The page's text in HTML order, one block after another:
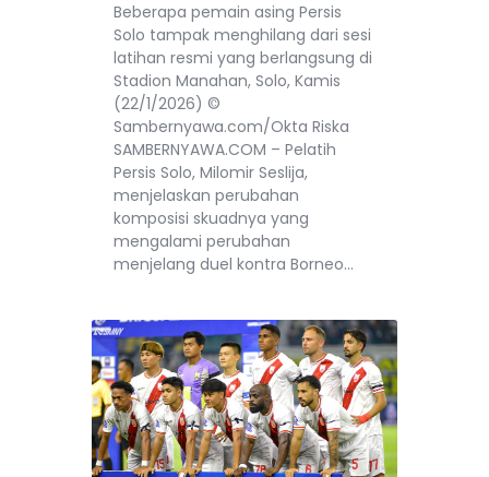
Beberapa pemain asing Persis
Solo tampak menghilang dari sesi
latihan resmi yang berlangsung di
Stadion Manahan, Solo, Kamis
(22/1/2026) ©
Sambernyawa.com/Okta Riska
SAMBERNYAWA.COM – Pelatih
Persis Solo, Milomir Seslija,
menjelaskan perubahan
komposisi skuadnya yang
mengalami perubahan
menjelang duel kontra Borneo…